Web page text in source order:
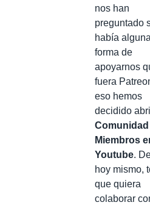
nos han
preguntado
había
forma de
apoyarnos
fuera
eso hemos
decidido
Miembros
Youtube.
hoy mismo,
que quiera
colaborar